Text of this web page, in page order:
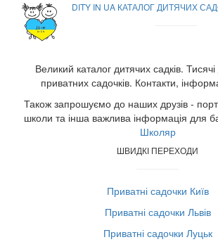
DITY IN UA КАТАЛОГ ДИТЯЧИХ
Великий каталог дитячих садків.
приватних садочків. Контакти,
Також запрошуємо до наших друзів -
школи та інша важлива інформація для
Школяр
ШВИДКІ ПЕРЕХОДИ
Приватні садочки Київ
Приватні садочки Львів
Приватні садочки Луцьк